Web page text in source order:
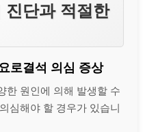
진단과 적절한
로결석 의심 증상
한 원인에 의해 발생할 수
심해야 할 경우가 있습니